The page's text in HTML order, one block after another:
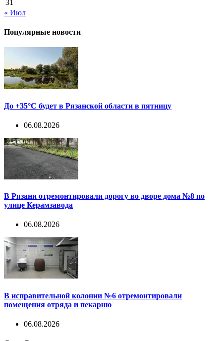
31
« Июл
Популярные новости
До +35°С будет в Рязанской области в пятницу
06.08.2026
В Рязани отремонтировали дорогу во дворе дома №8 по
улице Керамзавода
06.08.2026
В исправительной колонии №6 отремонтировали
помещения отряда и пекарню
06.08.2026